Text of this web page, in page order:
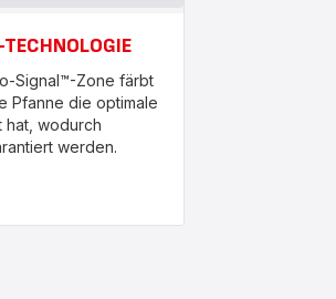
Signal™-Zone färbt
Pfanne die optimale
hat, wodurch
werden.